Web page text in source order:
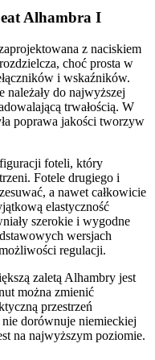
Alhambra I
z naciskiem
choć prosta w
i wskaźników.
należały do najwyższej
trwałością. W
poprawa jakości tworzyw
foteli, który
Fotele drugiego i
a nawet całkowicie
elastyczność
szerokie i wygodne
wersjach
regulacji.
zaletą Alhambry jest
można zmienić
przestrzeń
dorównuje niemieckiej
na najwyższym poziomie.